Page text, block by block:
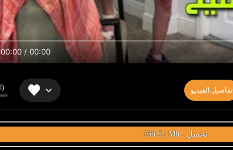
00:00 / 00:00
75% (735 اصوات) تفاصيل الفيديو
166.51 Mb : تحميل